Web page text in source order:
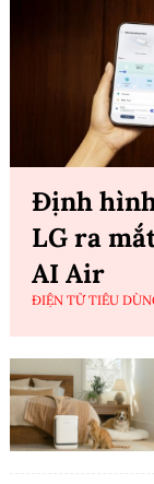
Định
LG ra
AI Air
ĐIỆN TỬ TIÊU